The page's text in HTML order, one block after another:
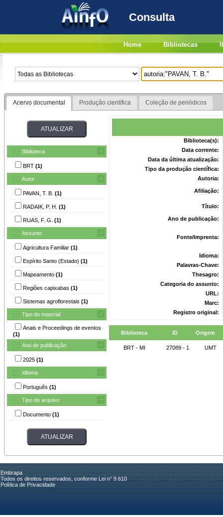
Consulta
Home Bibliotecas
Acervo documental Produção científica Coleção de periódicos
Biblioteca
BRT (1)
Autor
PAVAN, T. B. (1)
RADAIK, P. H. (1)
RUAS, F. G. (1)
Assunto
Agricultura Familiar (1)
Espírito Santo (Estado) (1)
Mapeamento (1)
Regiões capixabas (1)
Sistemas agroflorestais (1)
Tipo do material
Anais e Proceedings de eventos
(1)
Ano de publicação
2025 (1)
Idioma
Português (1)
Tipo do arquivo
Documento (1)
Biblioteca(s):
Data corrente:
Data da última atualização:
Tipo da produção científica:
Autoria:
Afiliação:
Título:
Ano de publicação:
Fonte/Imprenta:
Idioma:
Palavras-Chave:
Thesagro:
Categoria do assunto:
URL:
Marc:
Registro original:
Biblioteca ID Origem
BRT - MI 27089 - 1 UMT
Embrapa
Todos os direitos reservados, conforme Lei n° 9.610
Política de Privacidade